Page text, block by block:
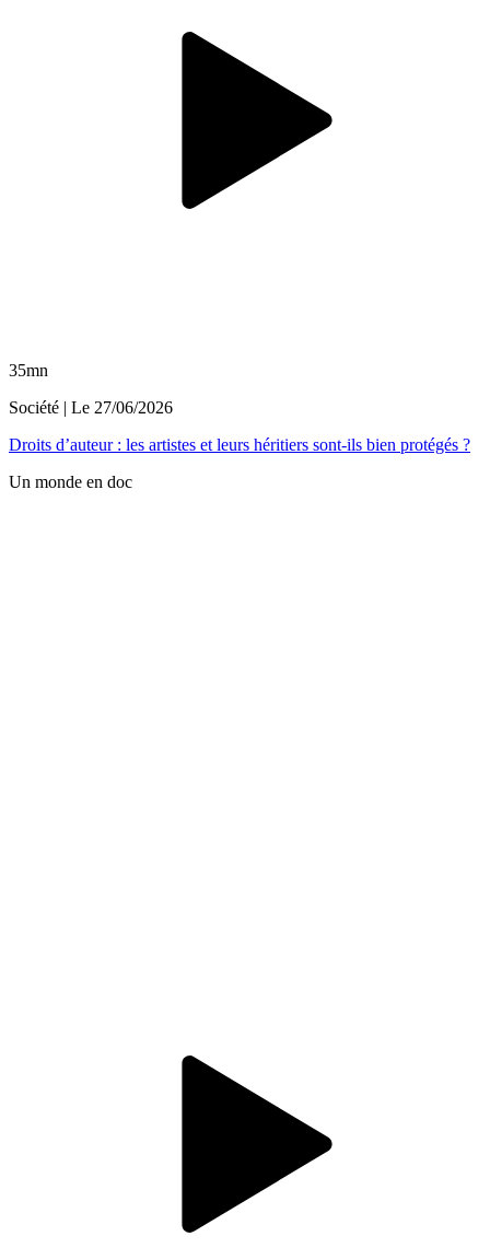
35mn
Société | Le 27/06/2026
Droits d’auteur : les artistes et leurs héritiers sont-ils bien protégés ?
Un monde en doc